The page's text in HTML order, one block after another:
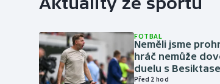
FOTBAL
Neměli jsme
hráč nemůže
duelu s
Před 2 hod